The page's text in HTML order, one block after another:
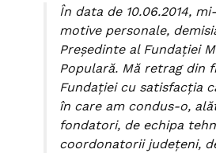
În data de 10.06.2014,
motive personale,
Preşedinte al Fundaţiei
Populară. Mă retrag din
Fundaţiei cu satisfacţia
în care am condus-o,
fondatori, de echipa
coordonatorii judeţeni,